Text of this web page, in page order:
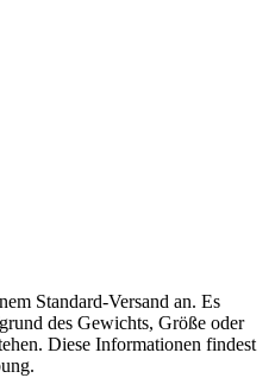
Standard-Versand an. Es
des Gewichts, Größe oder
Diese Informationen findest